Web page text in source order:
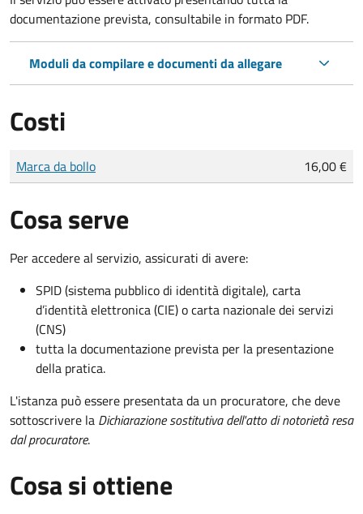
documentazione prevista, consultabile in formato PDF.
Moduli da compilare e documenti da allegare
Costi
Tipo di pagamento
Importo
Marca da bollo 16,00 €
Cosa serve
Per accedere al servizio, assicurati di avere:
SPID (sistema pubblico di identità digitale), carta
d’identità elettronica (CIE) o carta nazionale dei servizi
(CNS)
tutta la documentazione prevista per la presentazione
della pratica.
L'istanza può essere presentata da un procuratore, che deve
sottoscrivere la Dichiarazione sostitutiva dell'atto di notorietà resa
dal procuratore.
Cosa si ottiene